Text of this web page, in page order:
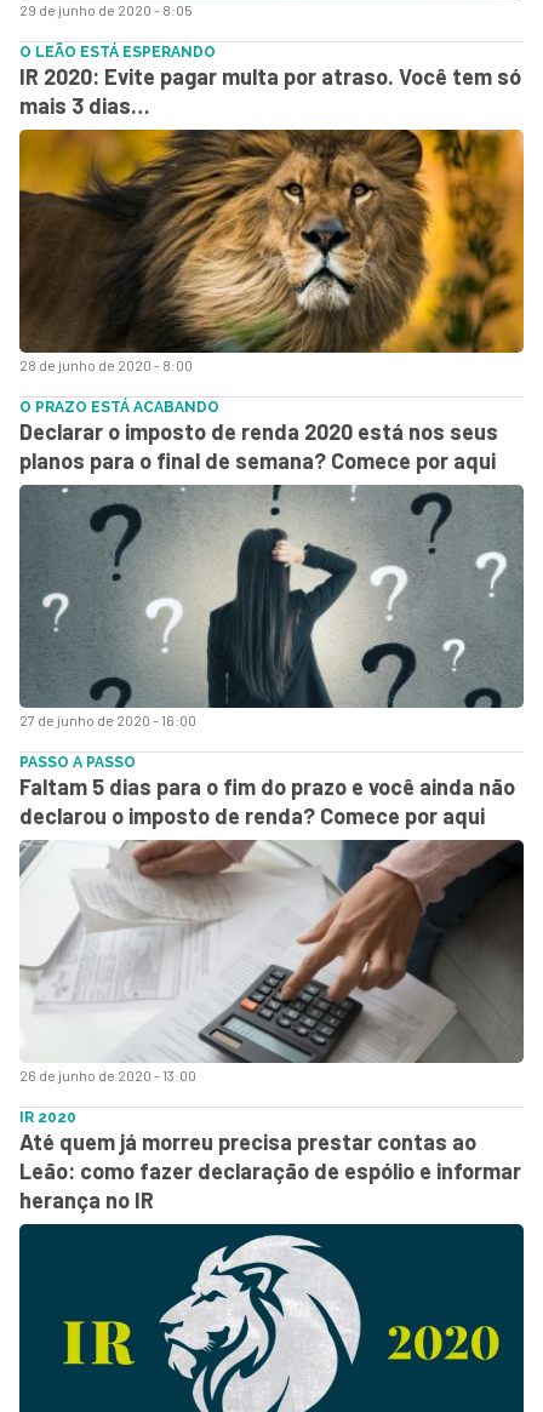
29 de junho de 2020 - 8:05
28 de junho de 2020 - 8:00
O LEÃO ESTÁ ESPERANDO
IR 2020: Evite pagar multa por atraso. Você tem só
mais 3 dias…
27 de junho de 2020 - 16:00
O PRAZO ESTÁ ACABANDO
Declarar o imposto de renda 2020 está nos seus
planos para o final de semana? Comece por aqui
26 de junho de 2020 - 13:00
PASSO A PASSO
Faltam 5 dias para o fim do prazo e você ainda não
declarou o imposto de renda? Comece por aqui
IR 2020
Até quem já morreu precisa prestar contas ao
Leão: como fazer declaração de espólio e informar
herança no IR